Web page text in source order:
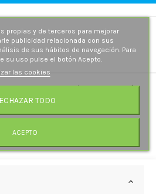
al introducir la dirección de destino. Más
propias y de terceros para mejorar
publicidad relacionada con sus
de sus hábitos de navegación. Para
su uso pulse el botón Acepto.
las cookies
TODO
ACEPTO